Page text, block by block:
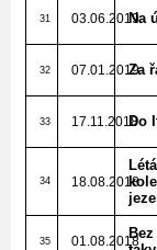
31 03.06.2019Na
32 07.01.2019Za
33 17.11.2018Do
34 18.08.2018
35 01.08.2018